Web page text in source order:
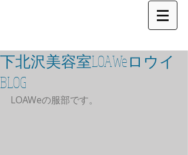
下北沢美容室LOAWeロウイ
BLOG
LOAWeの服部です。